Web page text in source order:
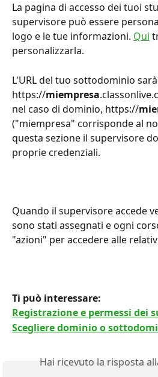
La pagina di accesso dei tuoi
supervisore può essere
logo e le tue informazioni. Qui
personalizzarla.
L'URL del tuo sottodominio
https://miempresa
nel caso di dominio, https://
("miempresa" corrisponde al
questa sezione il supervisore
proprie credenziali.
Quando il supervisore accede
sono stati assegnati e ogni
"azioni" per accedere alle
Ti può interessare:
Registrazione e permessi dei
Scegliere dominio o
Hai ricevuto la risposta